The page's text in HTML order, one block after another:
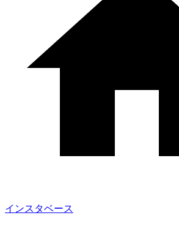
インスタベース